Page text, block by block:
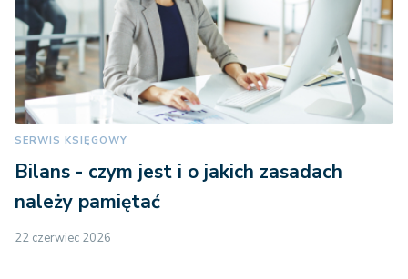
SERWIS KSIĘGOWY
Bilans - czym jest i o jakich zasadach
należy pamiętać
22 czerwiec 2026